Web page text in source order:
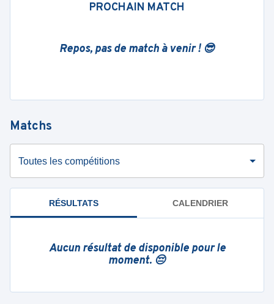
PROCHAIN MATCH
Repos, pas de match à venir ! 😎
Matchs
Toutes les compétitions
RÉSULTATS CALENDRIER
Aucun résultat de disponible pour le
moment. 😔